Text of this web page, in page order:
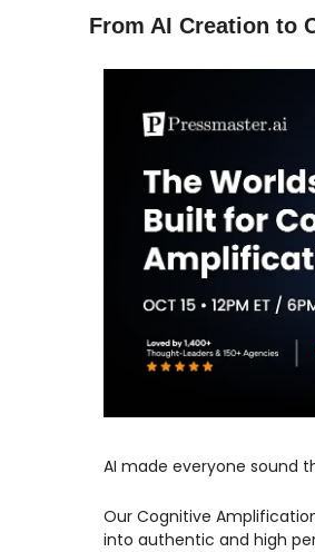
From AI Creation to
AI made everyone sound
Our Cognitive
into authentic and high